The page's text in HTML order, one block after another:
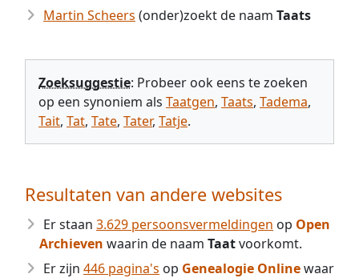
Martin Scheers (onder)zoekt de naam Taats
Zoeksuggestie: Probeer ook eens te zoeken
op een synoniem als Taatgen, Taats, Tadema,
Tait, Tat, Tate, Tater, Tatje.
Resultaten van andere websites
Er staan 3.629 persoonsvermeldingen op Open
Archieven waarin de naam Taatvoorkomt.
Er zijn 446 pagina's op Genealogie Onlinewaar